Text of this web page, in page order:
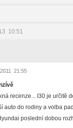
10:51
21:55
recenze... I30 je určitě
auto do rodiny a volba
poslední dobou